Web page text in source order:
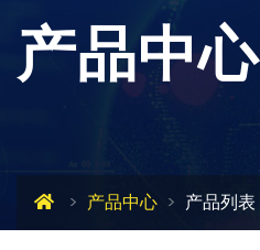
产品中心
产品中心 产品列表